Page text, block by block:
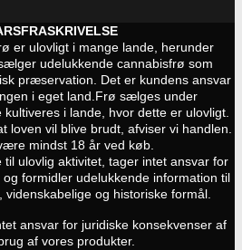
er ulovligt i mange lande, herunder
udelukkende cannabisfrø som
præservation. Det er kundens ansvar
i eget land. Frø sælges under
i lande, hvor dette er ulovligt.
loven vil blive brudt, afviser vi handlen.
mindst 18 år ved køb.
ulovlig aktivitet, tager intet ansvar for
formidler udelukkende information til
og historiske formål.
ansvar for juridiske konsekvenser af
af vores produkter.